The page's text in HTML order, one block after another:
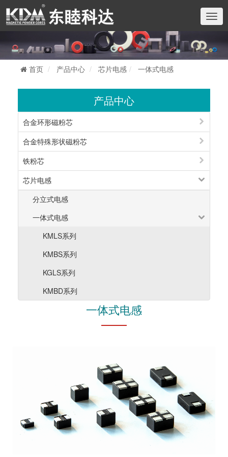
切
换
航
首页
产品中心 芯片电感 一体式电感
产品中心
合金环形磁粉芯
合金特殊形状磁粉芯
铁粉芯
芯片电感
分立式电感
一体式电感
KMLS系列
KMBS系列
KGLS系列
KMBD系列
一体式电感